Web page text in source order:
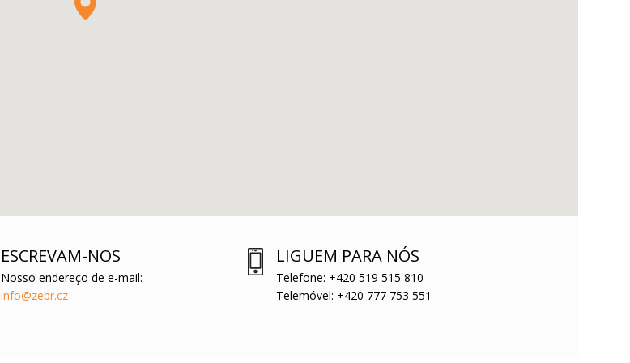
ESCREVAM-NOS
Nosso endereço de e-mail:
info@zebr.cz
LIGUEM PARA NÓS
Telefone: +420 519 515 810
Telemóvel: +420 777 753 551